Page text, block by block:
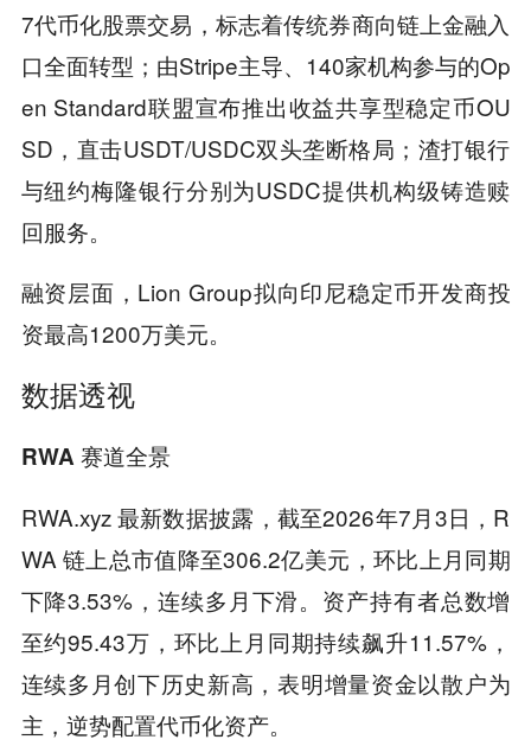
7代币化股票交易，标志着传统券商向链上金融入
口全面转型；由Stripe主导、140家机构参与的Op
en Standard联盟宣布推出收益共享型稳定币OU
SD，直击USDT/USDC双头垄断格局；渣打银行
与纽约梅隆银行分别为USDC提供机构级铸造赎
回服务。
融资层面，Lion Group拟向印尼稳定币开发商投
资最高1200万美元。
数据透视
RWA 赛道全景
RWA.xyz 最新数据披露，截至2026年7月3日，R
WA 链上总市值降至306.2亿美元，环比上月同期
下降3.53%，连续多月下滑。资产持有者总数增
至约95.43万，环比上月同期持续飙升11.57%，
连续多月创下历史新高，表明增量资金以散户为
主，逆势配置代币化资产。